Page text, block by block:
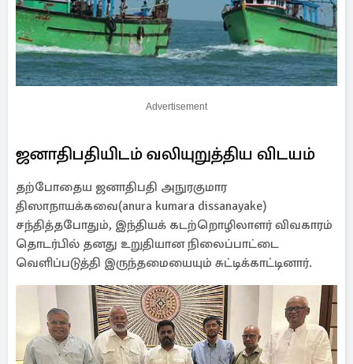
Advertisement
ஜனாதிபதியிடம் வலியுறுத்திய விடயம்
தற்போதைய ஜனாதிபதி அநுரகுமார
திஸாநாயக்கவை(anura kumara dissanayake)
சந்தித்தபோதும், இந்தியக் கடற்றொழிலாளர் விவகாரம்
தொடர்பில் தனது உறுதியான நிலைப்பாட்டை
வெளிப்படுத்தி இருந்தமையையும் சுட்டிக்காட்டினார்.